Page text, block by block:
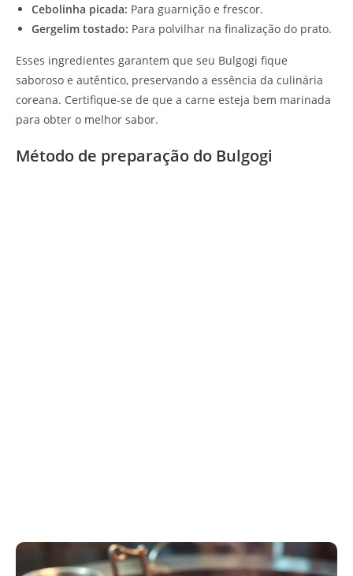
Cebolinha picada: Para guarnição e frescor.
Gergelim tostado: Para polvilhar na finalização do prato.
Esses ingredientes garantem que seu Bulgogi fique
saboroso e autêntico, preservando a essência da culinária
coreana. Certifique-se de que a carne esteja bem marinada
para obter o melhor sabor.
Método de preparação do Bulgogi